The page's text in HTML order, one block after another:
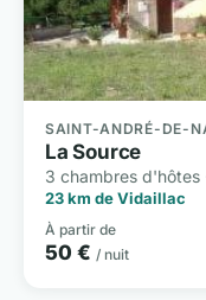
SAINT-ANDRÉ-DE-
La Source
3 chambres d'hôtes
23 km de Vidaillac
À partir de
50 € / nuit